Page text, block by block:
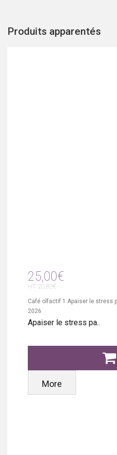
Produits apparentés
25,00€
HT: 20,83€
Café olfactif 1 Apaiser le stress
2026
Apaiser le stress pa..
More